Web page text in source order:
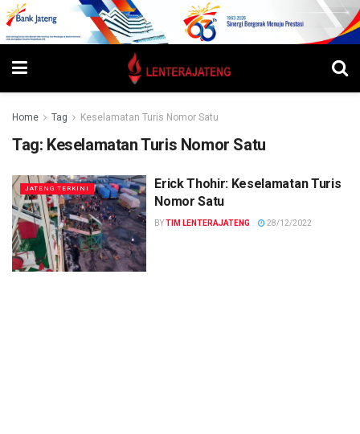
Home Tag Keselamatan Turis Nomor Satu
Tag: Keselamatan Turis Nomor Satu
JATENG TERKINI
Erick Thohir: Keselamatan Turis
Nomor Satu
BYTIM LENTERAJATENG 28/12/2022